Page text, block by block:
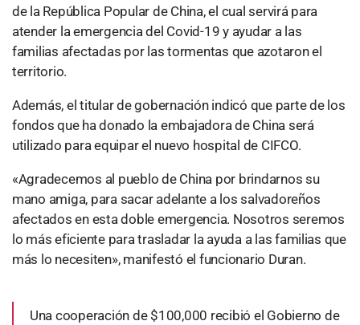
de la República Popular de China, el cual servirá para
atender la emergencia del Covid-19 y ayudar a las
familias afectadas por las tormentas que azotaron el
territorio.
Además, el titular de gobernación indicó que parte de los
fondos que ha donado la embajadora de China será
utilizado para equipar el nuevo hospital de CIFCO.
«Agradecemos al pueblo de China por brindarnos su
mano amiga, para sacar adelante a los salvadoreños
afectados en esta doble emergencia. Nosotros seremos
lo más eficiente para trasladar la ayuda a las familias que
más lo necesiten», manifestó el funcionario Duran.
Una cooperación de $100,000 recibió el Gobierno de